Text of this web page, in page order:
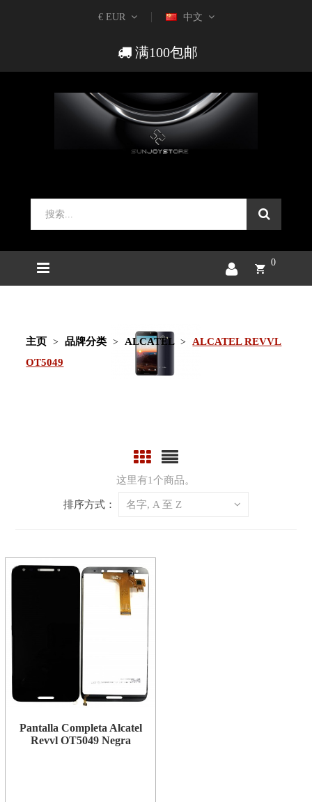
€ EUR 中文
满100包邮
0
主页 品牌分类 ALCATEL
ALCATEL REVVL
OT5049
这里有1个商品。
排序方式： 名字, A 至 Z
Pantalla Completa Alcatel
Revvl OT5049 Negra